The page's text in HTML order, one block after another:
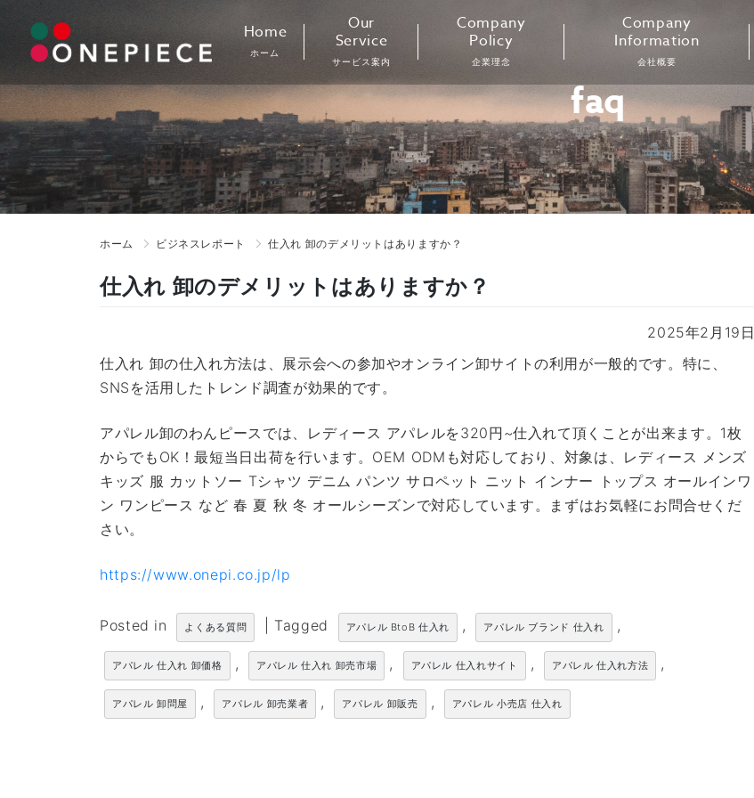
content
Home
ホーム
Our
Service
サービス案内
Company
Policy
企業理念
Company
Information
会社概要
faq
ホーム ビジネスレポート 仕入れ 卸のデメリットはありますか？
仕入れ 卸のデメリットはありますか？
2025年2月19日
仕入れ 卸の仕入れ方法は、展示会への参加やオンライン卸サイトの利用が一般的です。特に、
SNSを活用したトレンド調査が効果的です。
アパレル卸のわんピースでは、レディース アパレルを320円~仕入れて頂くことが出来ます。1枚
からでもOK！最短当日出荷を行います。OEM ODMも対応しており、対象は、レディース メンズ
キッズ 服 カットソー Tシャツ デニム パンツ サロペット ニット インナー トップス オールインワ
ン ワンピース など 春 夏 秋 冬 オールシーズンで対応しています。まずはお気軽にお問合せくだ
さい。
https://www.onepi.co.jp/lp
Posted in よくある質問 Tagged アパレル BtoB 仕入れ , アパレル ブランド 仕入れ ,
アパレル 仕入れ 卸価格 , アパレル 仕入れ 卸売市場 , アパレル 仕入れサイト , アパレル 仕入れ方法 ,
アパレル 卸問屋 , アパレル 卸売業者 , アパレル 卸販売 , アパレル 小売店 仕入れ